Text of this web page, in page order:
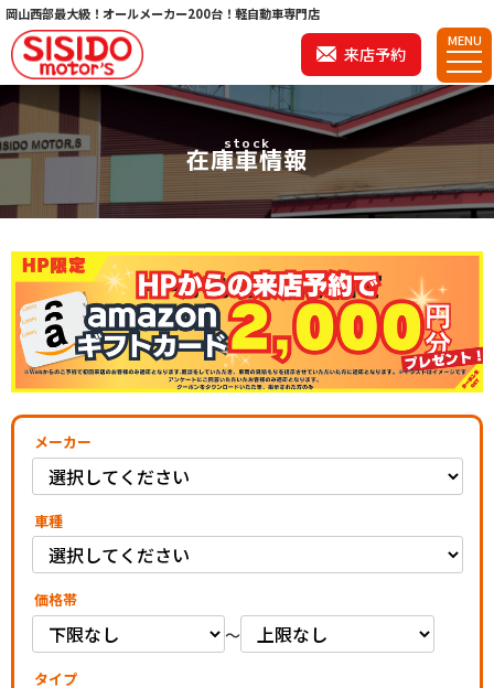
岡山西部最大級！オールメーカー200台！軽自動車専門店
来店予約
MENU
stock
在庫車情報
メーカー
車種
価格帯
～
タイプ